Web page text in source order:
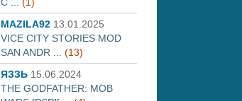
MAZILA92 13.01.2025
VICE CITY STORIES MOD
SAN ANDR ... (13)
ЯЗЗЬ 15.06.2024
THE GODFATHER: MOB